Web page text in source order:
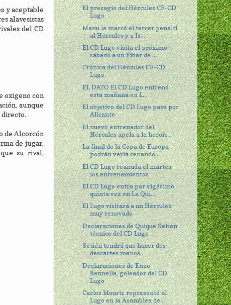
y aceptable
alavesistas
del CD
oxigeno con
aunque
directo.
de Alcorcón
de jugar,
su rival,
El presagio del Hércules CF-CD
Lugo
Manu le marcó el tercer penalti
al Hércules y a Is...
El CD Lugo visita el próximo
sábado a un Eibar de ...
Crónica del Hércules CF-CD
Lugo
EL DATO El CD Lugo entrenó
esta mañana en L...
El objetivo del CD Lugo pasa por
Alicante
El nuevo entrenador del
Hércules apela a la heroic...
La final de la Copa de Europa
podrán verla cenando...
El CD Lugo reanuda el martes
los entrenamientos
El CD Lugo entra por vigésimo
quinta vez en La Qui...
El Lugo visitará a un Hércules
muy renovado
Declaraciones de Quique Setién,
técnico del CD Lugo
Setién tendrá que hacer dos
descartes menos
Declaraciones de Enzo
Rennella, goleador del CD
Lugo
Carlos Mouriz representó al
Lugo en la Asamblea de...